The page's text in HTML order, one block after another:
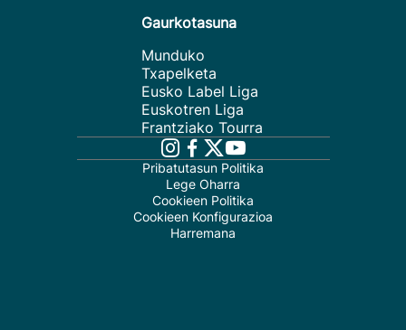
Gaurkotasuna
Munduko
Txapelketa
Eusko Label Liga
Euskotren Liga
Frantziako Tourra
Pribatutasun Politika
Lege Oharra
Cookieen Politika
Cookieen Konfigurazioa
Harremana